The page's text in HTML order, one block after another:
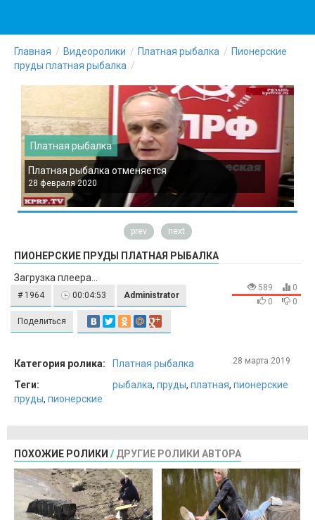
Главная Видеоролики Платная рыбалка
Пионерские
пруды платная рыбалка
Платная рыбалка
Платная рыбалка отменяется
28 февраля 2020
prev next
ПИОНЕРСКИЕ ПРУДЫ ПЛАТНАЯ РЫБАЛКА
Загрузка плеера...
# 1964 00:04:53 Administrator
Поделиться
589
0
0
0
Категория ролика:
Платная рыбалка
Теги:
рыбалка, пруды, платная, пионерские
пруды, пионерские
28 марта 2019
ПОХОЖИЕ РОЛИКИ / ДРУГИЕ РОЛИКИ АВТОРА